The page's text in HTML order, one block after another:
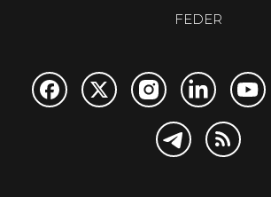
FEDER